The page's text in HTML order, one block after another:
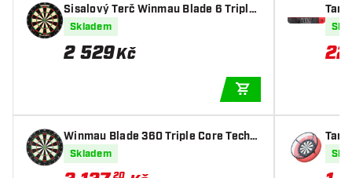
Sisalový Terč Winmau Blade 6 Triple
Core PDC - Profesionální
Skladem
2 529Kč
Winmau Blade 360 Triple Core Techn
ology - Šipky Terč
Skladem
ení